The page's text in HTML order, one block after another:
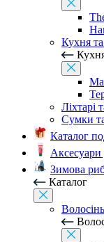
Кухня
Ліхтарі
Сумки
Каталог
Аксесуари
Зимова
Каталог